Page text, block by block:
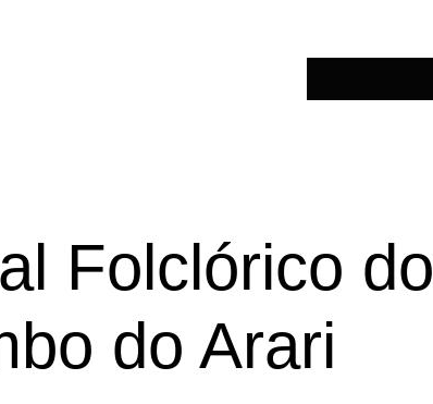
Folclórico do
do Arari